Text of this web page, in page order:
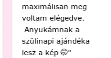
maximálisan meg
voltam elégedve.
Anyukámnak a
szülinapi ajándéka
lesz a kép 🤭"